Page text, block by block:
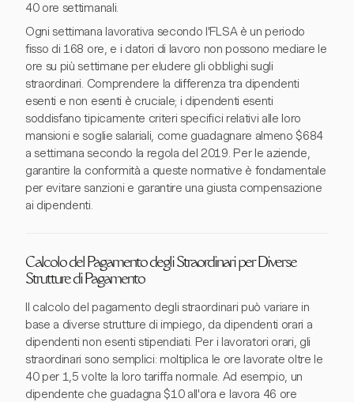
40 ore settimanali.
Ogni settimana lavorativa secondo l'FLSA è un periodo
fisso di 168 ore, e i datori di lavoro non possono mediare le
ore su più settimane per eludere gli obblighi sugli
straordinari. Comprendere la differenza tra dipendenti
esenti e non esenti è cruciale; i dipendenti esenti
soddisfano tipicamente criteri specifici relativi alle loro
mansioni e soglie salariali, come guadagnare almeno $684
a settimana secondo la regola del 2019. Per le aziende,
garantire la conformità a queste normative è fondamentale
per evitare sanzioni e garantire una giusta compensazione
ai dipendenti.
Calcolo del Pagamento degli Straordinari per Diverse
Strutture di Pagamento
Il calcolo del pagamento degli straordinari può variare in
base a diverse strutture di impiego, da dipendenti orari a
dipendenti non esenti stipendiati. Per i lavoratori orari, gli
straordinari sono semplici: moltiplica le ore lavorate oltre le
40 per 1,5 volte la loro tariffa normale. Ad esempio, un
dipendente che guadagna $10 all'ora e lavora 46 ore